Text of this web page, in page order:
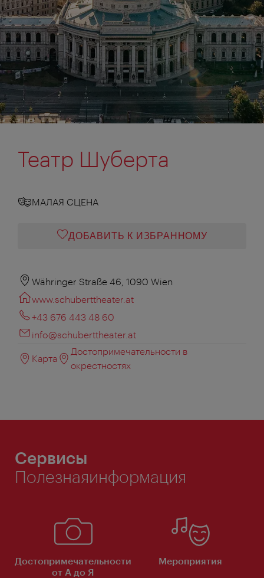
Театр Шуберта
МАЛАЯ СЦЕНА
ДОБАВИТЬ К ИЗБРАННОМУ
Währinger Straße 46, 1090 Wien
www.schuberttheater.at
+43 676 443 48 60
info@schuberttheater.at
Карта
Достопримечательности в
окрестностях
Сервисы
Полезнаяинформация
Достопримечательности
от А до Я
Мероприятия